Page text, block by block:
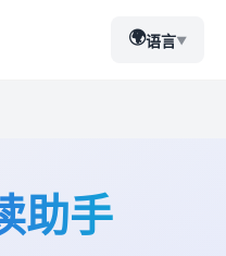
🌍语言▼
助手